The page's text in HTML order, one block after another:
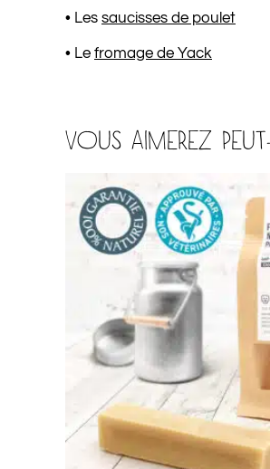
• Les saucisses de poulet
• Le fromage de Yack
VOUS AIMEREZ